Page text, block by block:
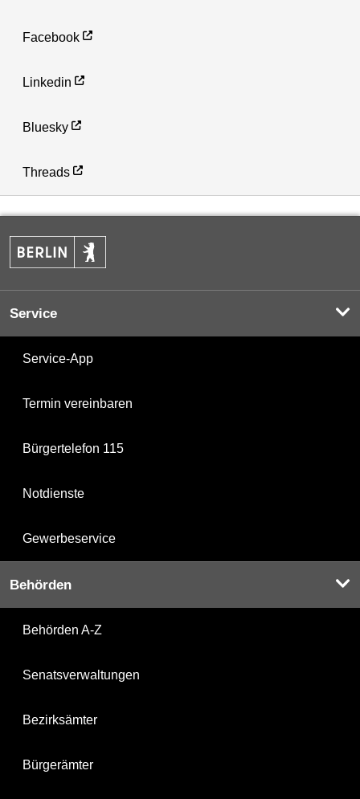
Facebook
Linkedin
Bluesky
Threads
Service
Service-App
Termin vereinbaren
Bürgertelefon 115
Notdienste
Gewerbeservice
Behörden
Behörden A-Z
Senatsverwaltungen
Bezirksämter
Bürgerämter